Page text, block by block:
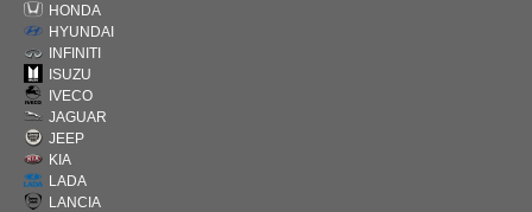
HONDA
HYUNDAI
INFINITI
ISUZU
IVECO
JAGUAR
JEEP
KIA
LADA
LANCIA